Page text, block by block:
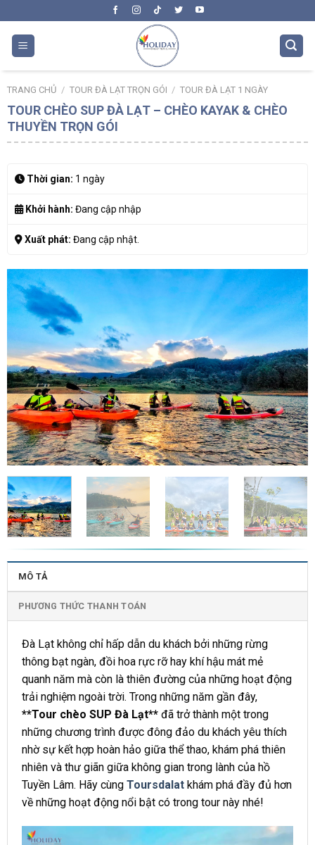
to
content
TRANG CHỦ / TOUR ĐÀ LẠT TRỌN GÓI / TOUR ĐÀ LẠT 1 NGÀY
TOUR CHÈO SUP ĐÀ LẠT – CHÈO KAYAK & CHÈO
THUYỀN TRỌN GÓI
Thời gian: 1 ngày
Khởi hành: Đang cập nhập
Xuất phát: Đang cập nhật.
MÔ TẢ
PHƯƠNG THỨC THANH TOÁN
Đà Lạt không chỉ hấp dẫn du khách bởi những rừng
thông bạt ngàn, đồi hoa rực rỡ hay khí hậu mát mẻ
quanh năm mà còn là thiên đường của những hoạt động
trải nghiệm ngoài trời. Trong những năm gần đây,
**Tour chèo SUP Đà Lạt**đã trở thành một trong
những chương trình được đông đảo du khách yêu thích
nhờ sự kết hợp hoàn hảo giữa thể thao, khám phá thiên
nhiên và thư giãn giữa không gian trong lành của hồ
Tuyền Lâm. Hãy cùng Toursdalatkhám phá đầy đủ hơn
về những hoạt động nổi bật có trong tour này nhé!